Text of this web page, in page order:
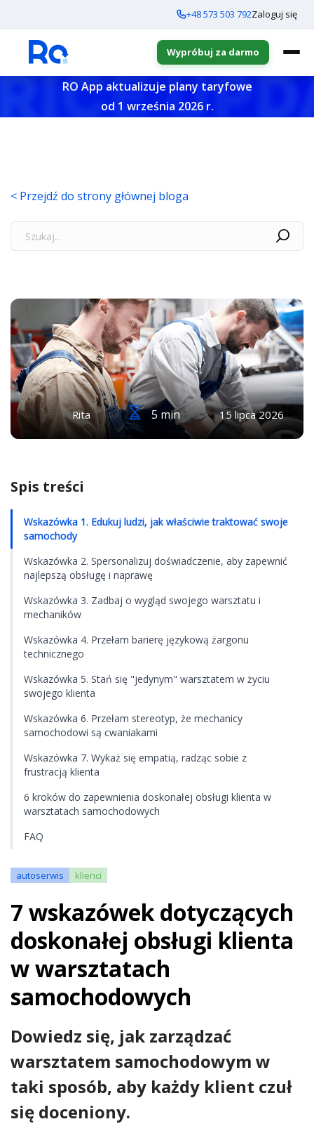
+48 573 503 792Zaloguj się
Wypróbuj za darmo
RO App aktualizuje plany taryfowe
od 1 września 2026 r.
< Przejdź do strony głównej bloga
Rita 5 min 15 lipca 2026
Spis treści
Wskazówka 1. Edukuj ludzi, jak właściwie traktować swoje
samochody
Wskazówka 2. Spersonalizuj doświadczenie, aby zapewnić
najlepszą obsługę i naprawę
Wskazówka 3. Zadbaj o wygląd swojego warsztatu i
mechaników
Wskazówka 4. Przełam barierę językową żargonu
technicznego
Wskazówka 5. Stań się "jedynym" warsztatem w życiu
swojego klienta
Wskazówka 6. Przełam stereotyp, że mechanicy
samochodowi są cwaniakami
Wskazówka 7. Wykaż się empatią, radząc sobie z
frustracją klienta
6 kroków do zapewnienia doskonałej obsługi klienta w
warsztatach samochodowych
FAQ
autoserwis klienci
7 wskazówek dotyczących
doskonałej obsługi klienta
w warsztatach
samochodowych
Dowiedz się, jak zarządzać
warsztatem samochodowym w
taki sposób, aby każdy klient czuł
się doceniony.